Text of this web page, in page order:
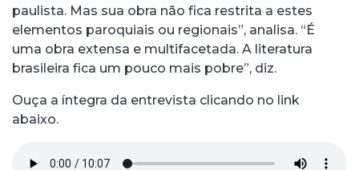
paulista. Mas sua obra não fica restrita a estes
elementos paroquiais ou regionais”, analisa. “É
uma obra extensa e multifacetada. A literatura
brasileira fica um pouco mais pobre”, diz.
Ouça a íntegra da entrevista clicando no link
abaixo.